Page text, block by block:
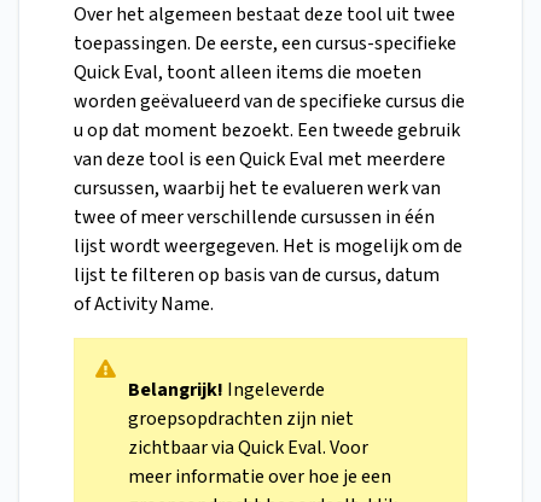
Over het algemeen bestaat deze tool uit twee
toepassingen. De eerste, een cursus-specifieke
Quick Eval, toont alleen items die moeten
worden geëvalueerd van de specifieke cursus die
u op dat moment bezoekt. Een tweede gebruik
van deze tool is een Quick Eval met meerdere
cursussen, waarbij het te evalueren werk van
twee of meer verschillende cursussen in één
lijst wordt weergegeven. Het is mogelijk om de
lijst te filteren op basis van de cursus, datum
of Activity Name.
Belangrijk! Ingeleverde
groepsopdrachten zijn niet
zichtbaar via Quick Eval. Voor
meer informatie over hoe je een